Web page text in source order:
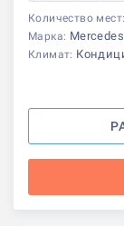
Количество мест:
Марка:
Климат: